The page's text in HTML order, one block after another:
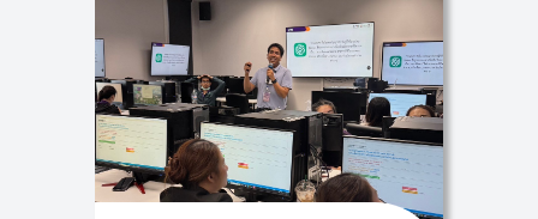
รักษ์ และคณะทำงาน ดำเนินงานกิจกรรมการอบรมการใช้
Chat GPT สำหรับผู้บริหารในสังกัดของศูนย์ศรีพัฒน์
คณะแพทยศาสตร์ มหาวิทยาลัยเชียงใหม่ รวมจำนวนผู้ร่วม
กิจกรรมครั้งนี้ 31 ท่าน ซึ่งกิจกรรมในครั้งนี้ จัดขึ้นในวันที่
19 มีนาคม 2568 ณ อาคารศูนย์นวัตกรรมการเรียนรู้
(Innovation Learning Center, ILC) ตึก C ชั้น 2 ห้อง C
204+C206 วิทยาลัยศิลปะ สื่อ และเทคโนโลยี มหาวิทยาลัย
เชียงใหม่